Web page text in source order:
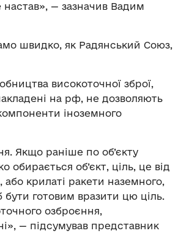
настав», — зазначив Вадим
швидко, як Радянський Союз,
високоточної зброї,
на рф, не дозволяють
іноземного
Якщо раніше по об’єкту
обирається об’єкт, ціль, це від
або крилаті ракети наземного,
бути готовим вразити цю ціль.
озброєння,
— підсумував представник